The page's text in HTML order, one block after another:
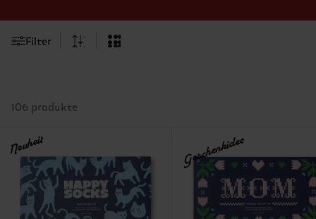
Filter
106 produkte
Neuheit Geschenkidee